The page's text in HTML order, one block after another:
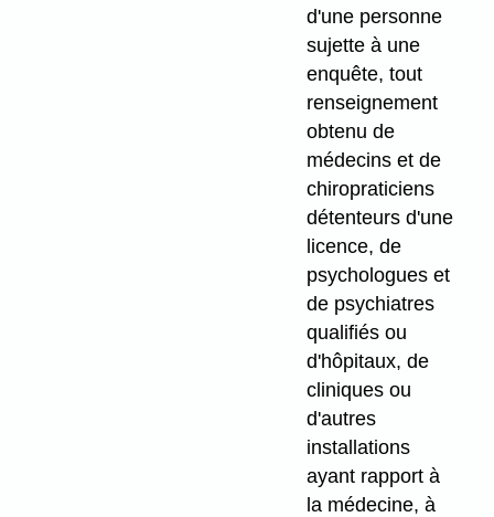
d'une personne
sujette à une
enquête, tout
renseignement
obtenu de
médecins et de
chiropraticiens
détenteurs d'une
licence, de
psychologues et
de psychiatres
qualifiés ou
d'hôpitaux, de
cliniques ou
d'autres
installations
ayant rapport à
la médecine, à